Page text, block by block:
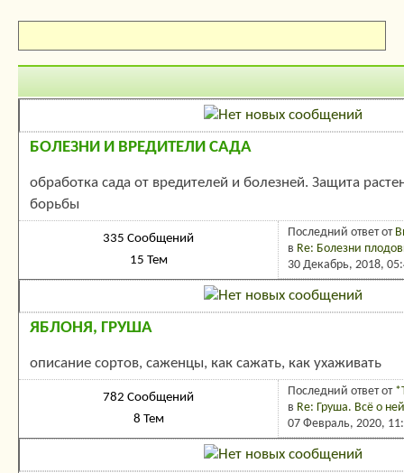
БОЛЕЗНИ И ВРЕДИТЕЛИ САДА
обработка сада от вредителей и болезней. Защита
борьбы
335 Сообщений
15 Тем
Последний ответот
в Re: Болезни
30 Декабрь, 2018,
ЯБЛОНЯ, ГРУША
описание сортов, саженцы, как сажать, как ухаживать
782 Сообщений
8 Тем
Последний ответот
в Re: Груша. Всё о
07 Февраль, 2020,